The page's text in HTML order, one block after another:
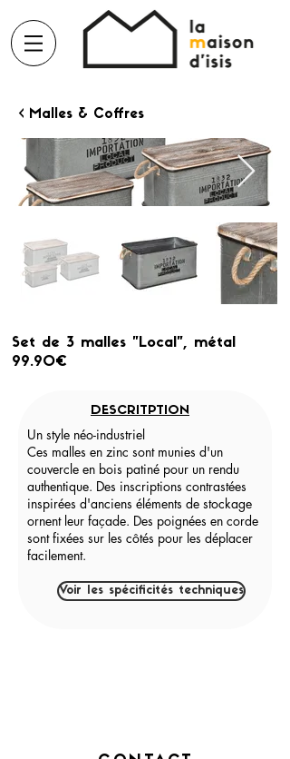
< Malles & Coffres
Set de 3 malles "Local", métal
99.90€
DESCRITPTION
Un style néo-industriel
Ces malles en zinc sont munies d'un
couvercle en bois patiné pour un rendu
authentique. Des inscriptions contrastées
inspirées d'anciens éléments de stockage
ornent leur façade. Des poignées en corde
sont fixées sur les côtés pour les déplacer
facilement.
Voir les spécificités techniques